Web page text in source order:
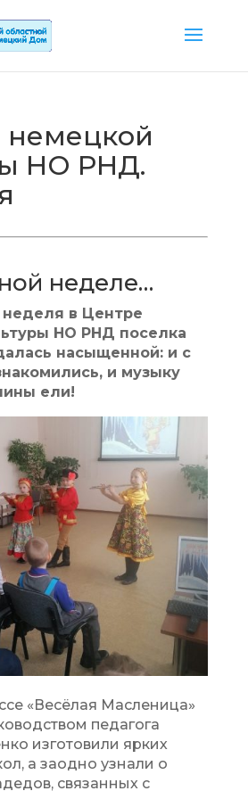
НО РНД.
неделе…
в Центре
НО РНД поселка
насыщенной: и с
и музыку
ели!
«Весёлая Масленица»
педагога
изготовили ярких
а заодно узнали о
связанных с